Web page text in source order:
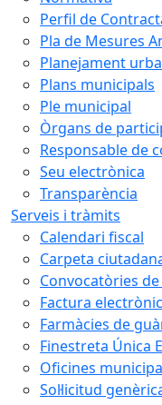
Perfil de
Pla de Mesures
Planejament
Plans municipals
Ple municipal
Òrgans de
Responsable de
Seu electrònica
Transparència
Serveis i tràmits
Calendari fiscal
Carpeta
Convocatòries
Factura
Farmàcies de
Finestreta Única
Oficines
Sol·licitud